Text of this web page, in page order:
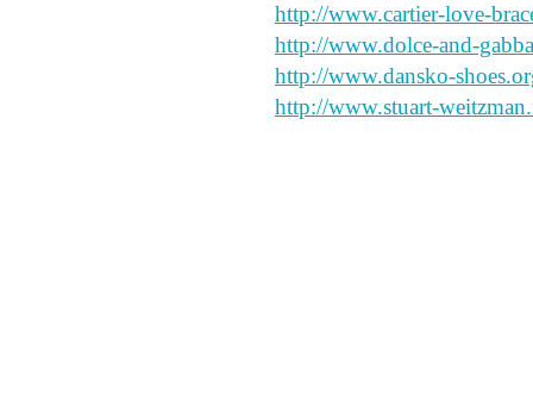
http://www.cartier-love-
http://www.dolce-and-
http://www.dansko-
http://www.stuart-